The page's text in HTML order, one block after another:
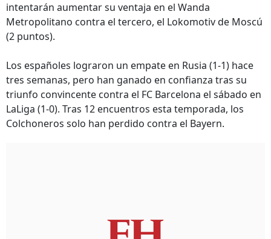
intentarán aumentar su ventaja en el Wanda
Metropolitano contra el tercero, el Lokomotiv de Moscú
(2 puntos).
Los españoles lograron un empate en Rusia (1-1) hace
tres semanas, pero han ganado en confianza tras su
triunfo convincente contra el FC Barcelona el sábado en
LaLiga (1-0). Tras 12 encuentros esta temporada, los
Colchoneros solo han perdido contra el Bayern.